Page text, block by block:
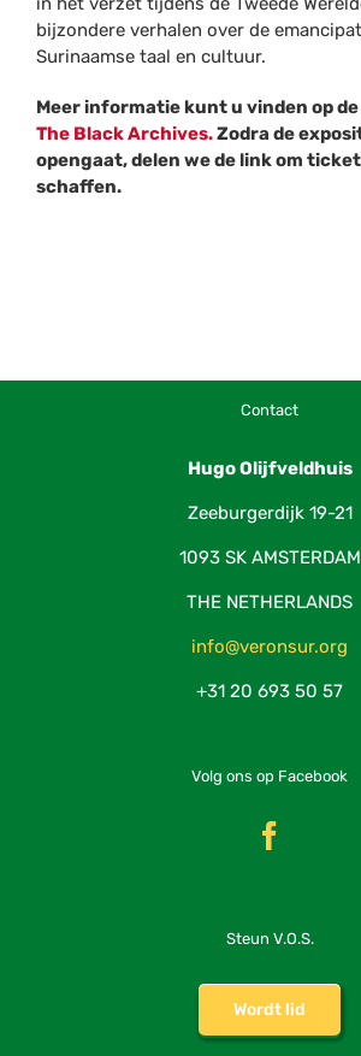
bijzondere verhalen over de
Surinaamse taal en cultuur.
Meer informatie kunt u vinden op
The Black Archives.Zodra de
opengaat, delen we de link om
schaffen.
Contact
Hugo Olijfveldhuis
Zeeburgerdijk 19-21
1093 SK AMSTERDAM
THE NETHERLANDS
info@veronsur.org
+31 20 693 50 57
Volg ons op Facebook
Steun V.O.S.
Wordt lid